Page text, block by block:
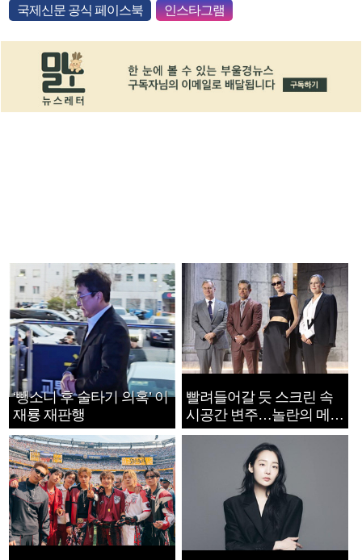
국제신문 공식 페이스북 인스타그램
‘뺑소니 후 술타기 의혹’ 이
재룡 재판행
빨려들어갈 듯 스크린 속
시공간 변주…놀란의 메시
지는 ‘전쟁 속죄’